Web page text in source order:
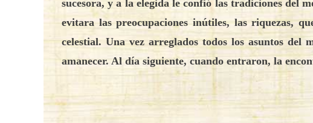
sucesora, y a la elegida le confió las tradiciones del
evitara las preocupaciones inútiles, las riquezas,
celestial. Una vez arreglados todos los asuntos
amanecer. Al día siguiente, cuando entraron, la